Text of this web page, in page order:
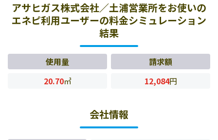
ています。
アサヒガス株式会社／土浦営業所をお使いの
エネピ利用ユーザーの料金シミュレーション
結果
使用量
請求額
20.70㎥ 12,084円
会社情報